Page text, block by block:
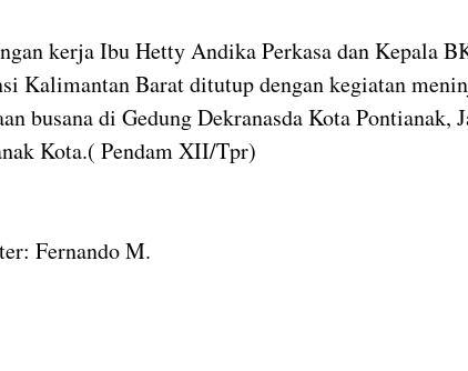
kerja Ibu Hetty Andika Perkasa dan Kepala
Kalimantan Barat ditutup dengan kegiatan
busana di Gedung Dekranasda Kota Pontianak,
Kota.( Pendam XII/Tpr)
Fernando M.